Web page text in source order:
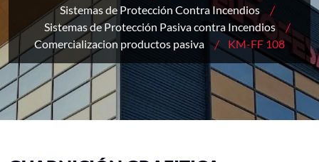
Sistemas de Protección Contra Incendios
Sistemas de Protección Pasiva contra Incendios
Comercializacion productos pasiva
KM-FF 108